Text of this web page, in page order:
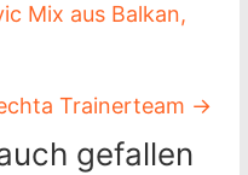
Mix aus Balkan,
Trainerteam →
gefallen